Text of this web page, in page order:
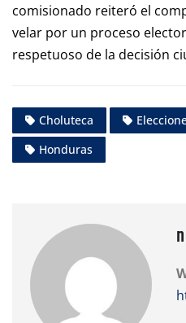
comisionado reiteró el
velar por un proceso
respetuoso de la decisión
Choluteca
Honduras